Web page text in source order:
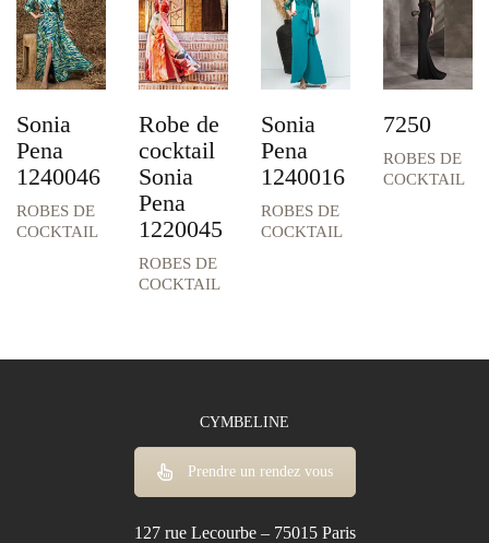
Sonia
Pena
1240046
ROBES DE
COCKTAIL
Robe de
cocktail
Sonia
Pena
1220045
ROBES DE
COCKTAIL
Sonia
Pena
1240016
ROBES DE
COCKTAIL
7250
ROBES DE
COCKTAIL
CYMBELINE
Prendre un rendez vous
127 rue Lecourbe – 75015 Paris